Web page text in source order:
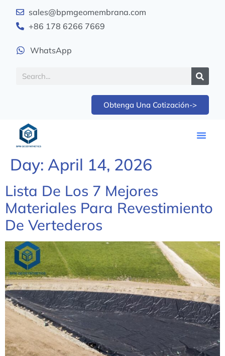
sales@bpmgeomembrana.com
+86 178 6266 7669
WhatsApp
Obtenga Una Cotización->
Day: April 14, 2026
Lista De Los 7 Mejores
Materiales Para Revestimiento
De Vertederos